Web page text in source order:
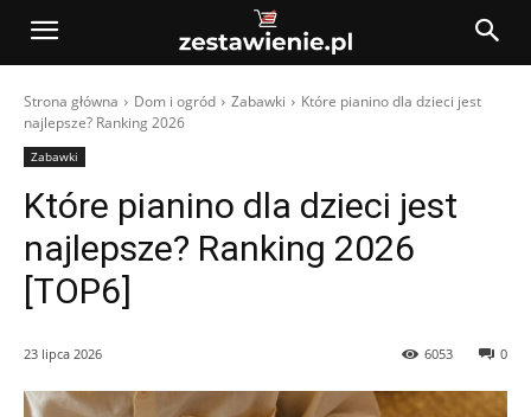
Strona główna Dom i ogród Zabawki
Które pianino dla dzieci jest
najlepsze? Ranking 2026
Zabawki
Które pianino dla dzieci jest
najlepsze? Ranking 2026
[TOP6]
23 lipca 2026 0
6053